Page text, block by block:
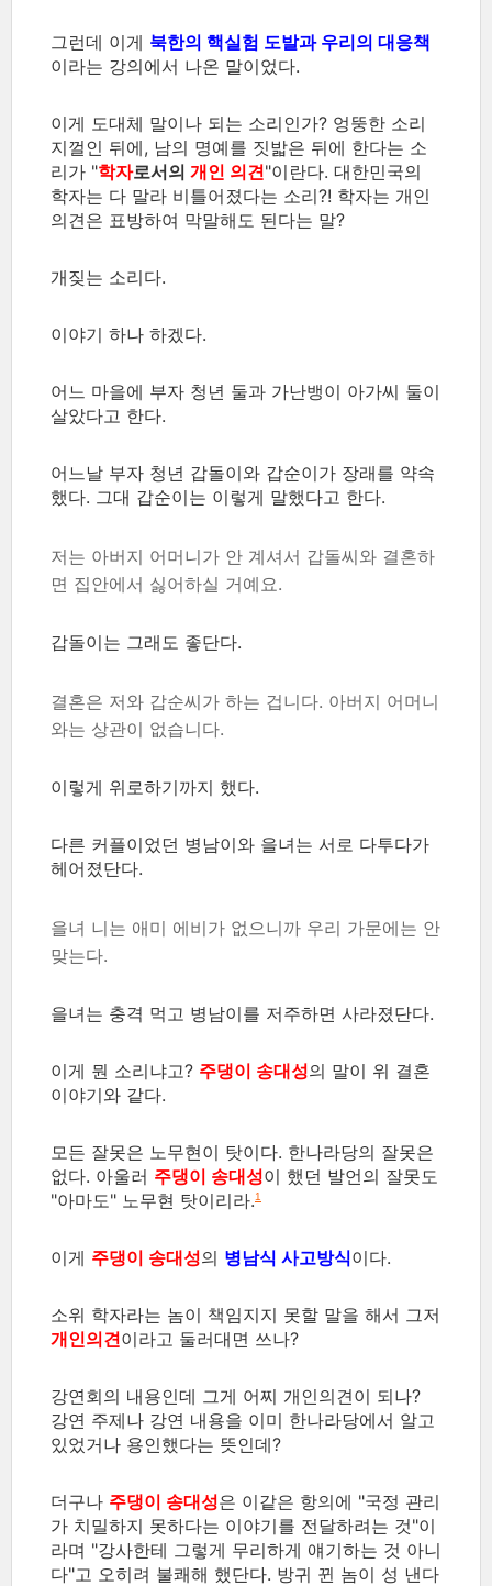
그런데 이게 북한의 핵실험 도발과 우리의 대응책
이라는 강의에서 나온 말이었다.
이게 도대체 말이나 되는 소리인가? 엉뚱한 소리
지껄인 뒤에, 남의 명예를 짓밟은 뒤에 한다는 소
리가 "학자로서의 개인 의견"이란다. 대한민국의
학자는 다 말라 비틀어졌다는 소리?! 학자는 개인
의견은 표방하여 막말해도 된다는 말?
개짖는 소리다.
이야기 하나 하겠다.
어느 마을에 부자 청년 둘과 가난뱅이 아가씨 둘이
살았다고 한다.
어느날 부자 청년 갑돌이와 갑순이가 장래를 약속
했다. 그대 갑순이는 이렇게 말했다고 한다.
저는 아버지 어머니가 안 계셔서 갑돌씨와 결혼하
면 집안에서 싫어하실 거예요.
갑돌이는 그래도 좋단다.
결혼은 저와 갑순씨가 하는 겁니다. 아버지 어머니
와는 상관이 없습니다.
이렇게 위로하기까지 했다.
다른 커플이었던 병남이와 을녀는 서로 다투다가
헤어졌단다.
을녀 니는 애미 에비가 없으니까 우리 가문에는 안
맞는다.
을녀는 충격 먹고 병남이를 저주하면 사라졌단다.
이게 뭔 소리냐고? 주댕이 송대성의 말이 위 결혼
이야기와 같다.
모든 잘못은 노무현이 탓이다. 한나라당의 잘못은
없다. 아울러 주댕이 송대성이 했던 발언의 잘못도
"아마도" 노무현 탓이리라.1
이게 주댕이 송대성의 병남식 사고방식이다.
소위 학자라는 놈이 책임지지 못할 말을 해서 그저
개인의견이라고 둘러대면 쓰나?
강연회의 내용인데 그게 어찌 개인의견이 되나?
강연 주제나 강연 내용을 이미 한나라당에서 알고
있었거나 용인했다는 뜻인데?
더구나 주댕이 송대성은 이같은 항의에 "국정 관리
가 치밀하지 못하다는 이야기를 전달하려는 것"이
라며 "강사한테 그렇게 무리하게 얘기하는 것 아니
다"고 오히려 불쾌해 했단다. 방귀 뀐 놈이 성 낸다